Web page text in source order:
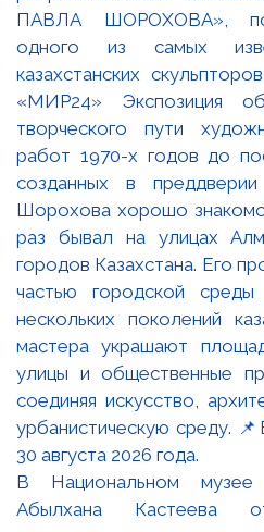
В Национальном
Абылхана Кастеева